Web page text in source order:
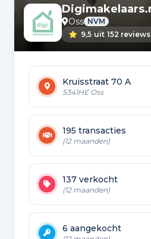
Oss NVM
9,5 uit 152 reviews
Kruisstraat 70 A
5341HE Oss
195 transacties
(12 maanden)
137 verkocht
(12 maanden)
6 aangekocht